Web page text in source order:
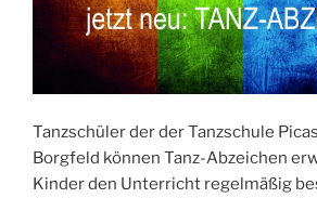
Tanzschüler der der Tanzschule
Borgfeld können Tanz-Abzeichen
Kinder den Unterricht regelmäßig